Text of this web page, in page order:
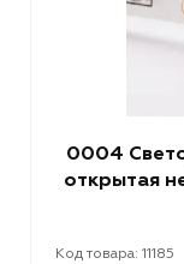
0004
открытая
Код товара: 11185